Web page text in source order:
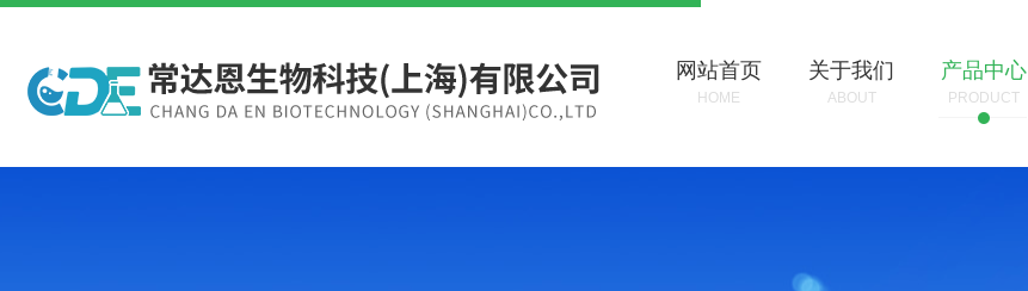
网站首页
HOME
关于我们
ABOUT
产品中心
PRODUCT